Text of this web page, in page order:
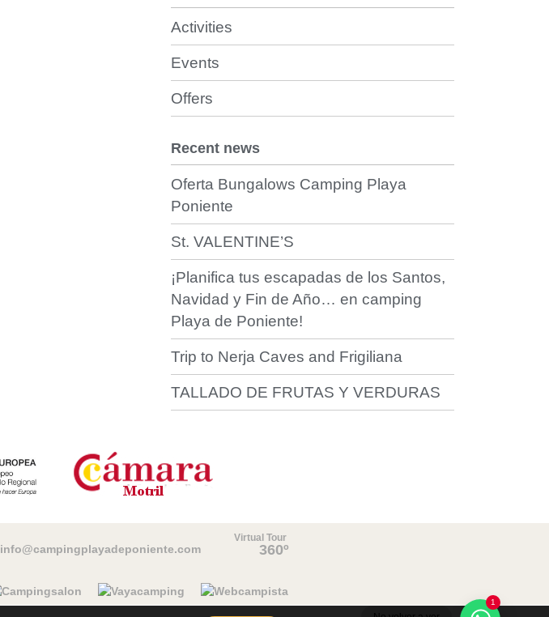
Activities
Events
Offers
Recent news
Oferta Bungalows Camping Playa
Poniente
St. VALENTINE’S
¡Planifica tus escapadas de los Santos,
Navidad y Fin de Año… en camping
Playa de Poniente!
Trip to Nerja Caves and Frigiliana
TALLADO DE FRUTAS Y VERDURAS
info@campingplayadeponiente.com
Virtual Tour
360º
1